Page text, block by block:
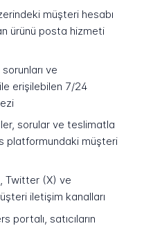
müşteri hesabı
ürünü posta hizmeti
ve
erişilebilen 7/24
sorular ve teslimatla
platformundaki müşteri
Twitter (X) ve
iletişim kanalları
portalı, satıcıların